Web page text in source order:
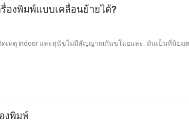
องพิมพ์แบบเคลื่อนย้ายได้?
ดเหตุ indoor และสุนัขไม่มีสัญญาณกันขโมยและ. มันเป็นที่นิยม
งพิมพ์